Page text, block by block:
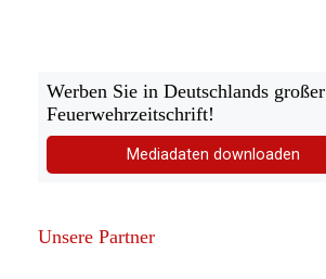
Werben Sie in Deutschlands großer
Feuerwehrzeitschrift!
Mediadaten downloaden
Unsere Partner